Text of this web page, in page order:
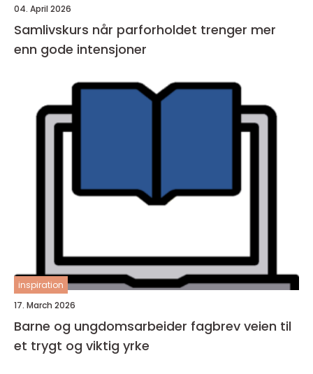
04. April 2026
Samlivskurs når parforholdet trenger mer
enn gode intensjoner
inspiration
17. March 2026
Barne og ungdomsarbeider fagbrev veien til
et trygt og viktig yrke